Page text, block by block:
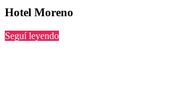
Hotel Moreno
Seguí leyendo“Hotel